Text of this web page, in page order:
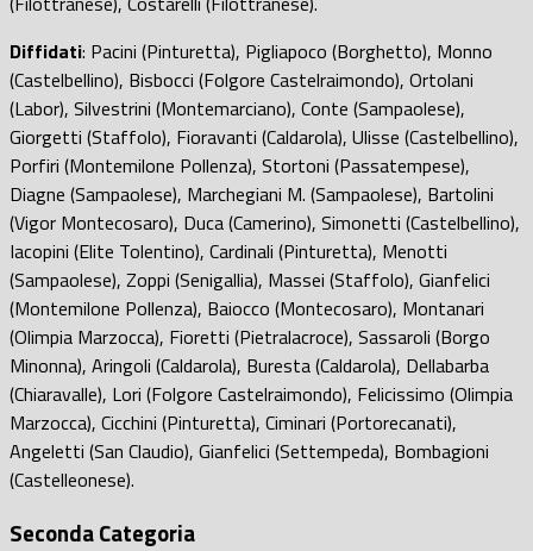
Diffidati: Pacini (Pinturetta), Pigliapoco (Borghetto), Monno
(Castelbellino), Bisbocci (Folgore Castelraimondo), Ortolani
(Labor), Silvestrini (Montemarciano), Conte (Sampaolese),
Giorgetti (Staffolo), Fioravanti (Caldarola), Ulisse (Castelbellino),
Porfiri (Montemilone Pollenza), Stortoni (Passatempese),
Diagne (Sampaolese), Marchegiani M. (Sampaolese), Bartolini
(Vigor Montecosaro), Duca (Camerino), Simonetti (Castelbellino),
Iacopini (Elite Tolentino), Cardinali (Pinturetta), Menotti
(Sampaolese), Zoppi (Senigallia), Massei (Staffolo), Gianfelici
(Montemilone Pollenza), Baiocco (Montecosaro), Montanari
(Olimpia Marzocca), Fioretti (Pietralacroce), Sassaroli (Borgo
Minonna), Aringoli (Caldarola), Buresta (Caldarola), Dellabarba
(Chiaravalle), Lori (Folgore Castelraimondo), Felicissimo (Olimpia
Marzocca), Cicchini (Pinturetta), Ciminari (Portorecanati),
Angeletti (San Claudio), Gianfelici (Settempeda), Bombagioni
(Castelleonese).
Seconda Categoria